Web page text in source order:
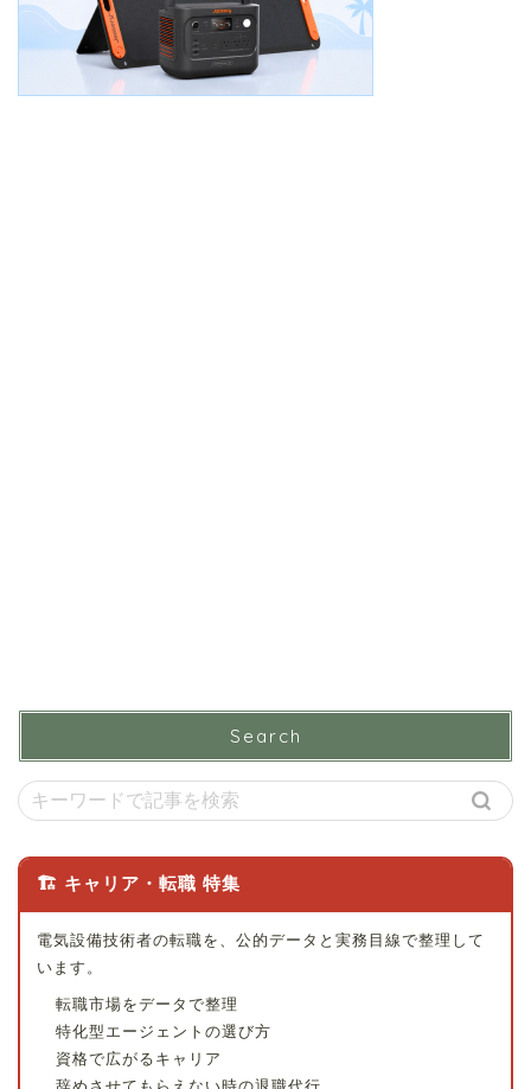
Search
🏗 キャリア・転職 特集
電気設備技術者の転職を、公的データと実務目線で整理して
います。
転職市場をデータで整理
特化型エージェントの選び方
資格で広がるキャリア